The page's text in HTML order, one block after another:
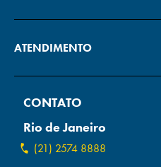
ATENDIMENTO
CONTATO
Rio de Janeiro
(21) 2574 8888